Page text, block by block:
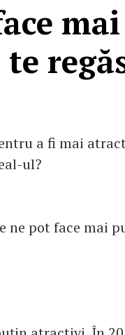
a fi mai
ul?
ne pot face mai